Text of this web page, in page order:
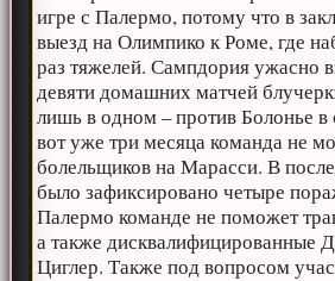
игре с Палермо, потому что в
выезд на Олимпико к Роме, где
раз тяжелей. Сампдория ужасно
девяти домашних матчей
лишь в одном – против Болонье
вот уже три месяца команда не
болельщиков на Марасси. В
было зафиксировано четыре
Палермо команде не поможет
а также дисквалифицированные
Циглер. Также под вопросом